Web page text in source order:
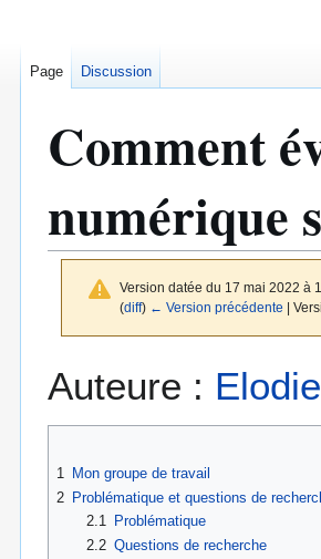
Comment
numérique
Version datée du 17 mai 2022 à
(diff) ← Version précédente |
à
à
Auteure :
1
Mon groupe de travail
2 Problématique et questions de
2.1
Problématique
2.2 Questions de recherche
Page Discussion